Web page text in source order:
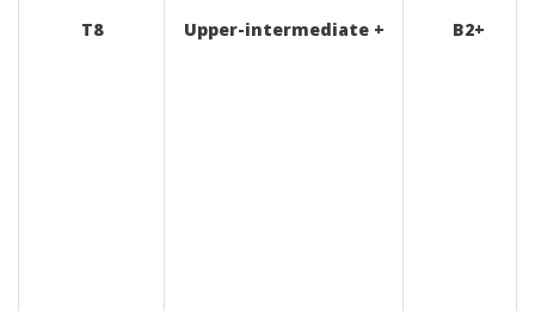
T8 Upper-intermediate + B2+